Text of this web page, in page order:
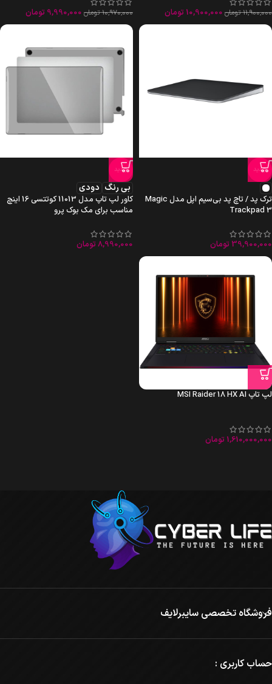
11,900,000 تومان 10,900,000 تومان 10,970,000 تومان 9,990,000 تومان
جدید
ترک پد / تاچ پد بی‌سیم اپل مدل Magic
Trackpad 3
39,900,000 تومان
جدید
بی رنگ دودی
کاور لپ تاپ مدل 11013 کوتتسی 16 اینچ
مناسب برای مک بوک پرو
8,990,000 تومان
لپ تاپ MSI Raider 18 HX AI
1,610,000,000 تومان
فروشگاه تخصصی سایبرلایف
حساب کاربری :